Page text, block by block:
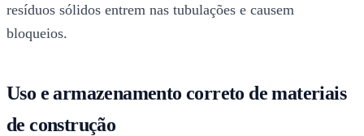
resíduos sólidos entrem nas tubulações e causem
bloqueios.
Uso e armazenamento correto de materiais
de construção